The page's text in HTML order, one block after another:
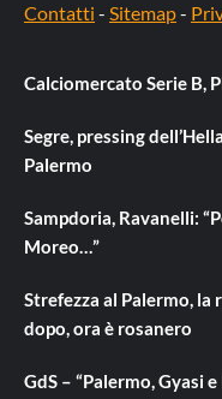
Contatti - Sitemap-
Calciomercato Serie B,
Segre, pressing
Palermo
Sampdoria, Ravanelli:
Moreo…”
Strefezza al Palermo, la
dopo, ora è rosanero
GdS – “Palermo, Gyasi